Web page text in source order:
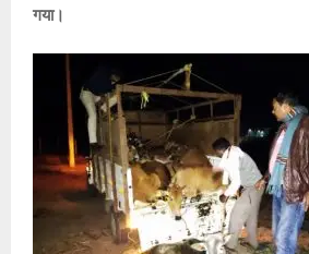
गया।